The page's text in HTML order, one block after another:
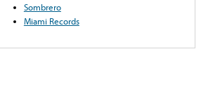
Sombrero
Miami Records